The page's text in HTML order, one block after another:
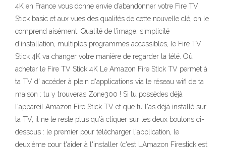
4K en France vous donne envie d’abandonner votre Fire TV
Stick basic et aux vues des qualités de cette nouvelle clé, on le
comprend aisément. Qualité de l’image, simplicité
d’installation, multiples programmes accessibles, le Fire TV
Stick 4K va changer votre manière de regarder la télé. Où
acheter le Fire TV Stick 4K Le Amazon Fire Stick TV permet à
ta TV d' accéder à plein d'applications via le réseau wifi de ta
maison : tu y trouveras Zone300 ! Si tu possèdes déjà
l'appareil Amazon Fire Stick TV et que tu l'as déjà installé sur
ta TV, il ne te reste plus qu'à cliquer sur les deux boutons ci-
dessous : le premier pour télécharger l'application, le
deuxième pour t'aider à l'installer (c'est L’Amazon Firestick est